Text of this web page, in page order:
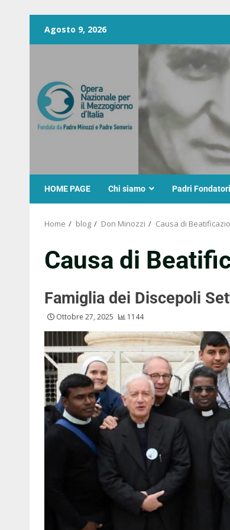
Agosto 9, 2026
HOME PAGE Chi siamo Padri Fondatori
Home blog Don Minozzi Causa di
Causa di
Famiglia dei Discepoli
Ottobre 27, 2025 1144